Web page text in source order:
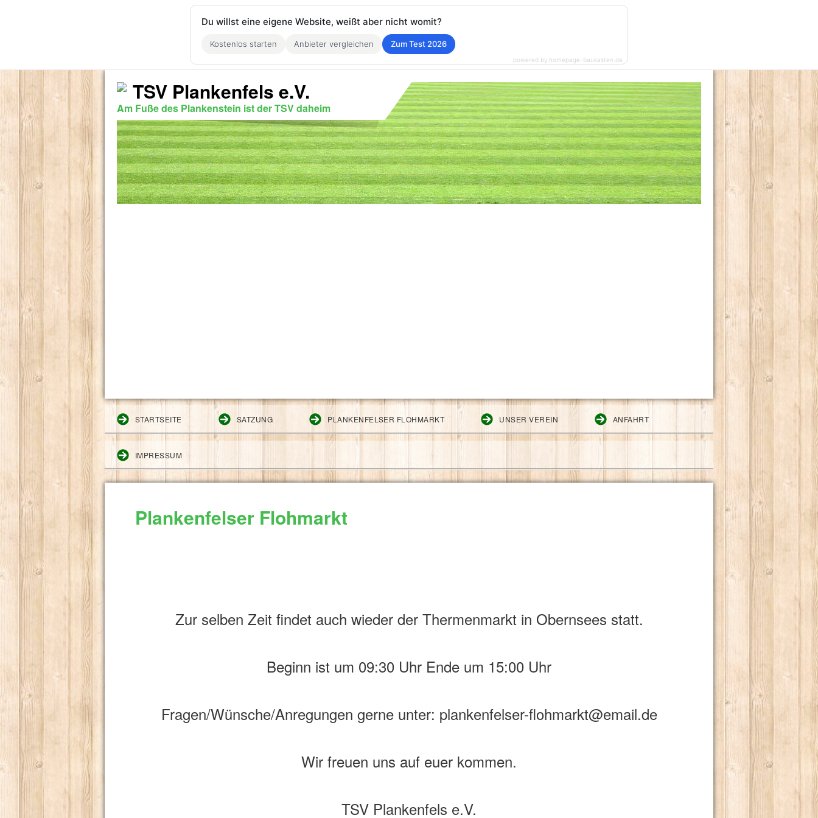
TSV Plankenfels e.V.
Am Fuße des Plankenstein ist der TSV daheim
STARTSEITE SATZUNG PLANKENFELSER FLOHMARKT UNSER VEREIN ANFAHRT
IMPRESSUM
Plankenfelser Flohmarkt
Zur selben Zeit findet auch wieder der Thermenmarkt in Obernsees statt.
Beginn ist um 09:30 Uhr Ende um 15:00 Uhr
Fragen/Wünsche/Anregungen gerne unter: plankenfelser-flohmarkt@email.de
Wir freuen uns auf euer kommen.
TSV Plankenfels e.V.
Du willst eine eigene Website, weißt aber nicht womit?
Kostenlos starten Anbieter vergleichen Zum Test 2026
powered by homepage-baukasten.de